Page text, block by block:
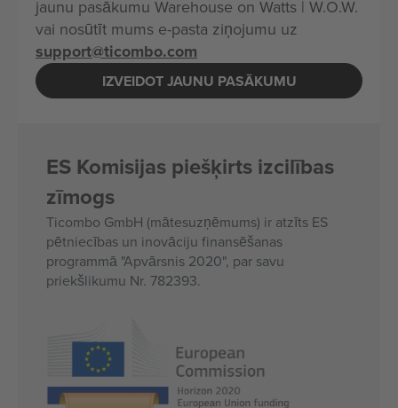
jaunu pasākumu Warehouse on Watts | W.O.W.
vai nosūtīt mums e-pasta ziņojumu uz
support@ticombo.com
IZVEIDOT JAUNU PASĀKUMU
ES Komisijas piešķirts izcilības
zīmogs
Ticombo GmbH (mātesuzņēmums) ir atzīts ES
pētniecības un inovāciju finansēšanas
programmā "Apvārsnis 2020", par savu
priekšlikumu Nr. 782393.